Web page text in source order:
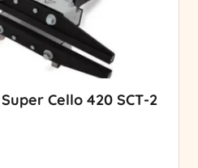
Cello 420 SCT-2